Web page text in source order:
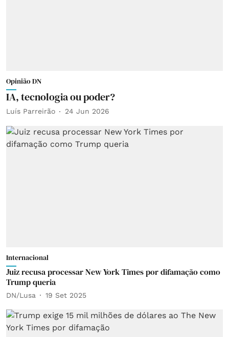
Opinião DN
IA, tecnologia ou poder?
Luís Parreirão 24 Jun 2026
Internacional
Juiz recusa processar New York Times por difamação como
Trump queria
DN/Lusa 19 Set 2025